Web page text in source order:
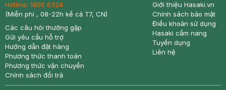
Hotline: 1800 6324
(Miễn phí , 08-22h kể cả T7, CN)
Các câu hỏi thường gặp
Gửi yêu cầu hỗ trợ
Hướng dẫn đặt hàng
Phương thức thanh toán
Phương thức vận chuyển
Chính sách đổi trả
Giới thiệu Hasaki.vn
Chính sách bảo mật
Điều khoản sử dụng
Hasaki cẩm nang
Tuyển dụng
Liên hệ